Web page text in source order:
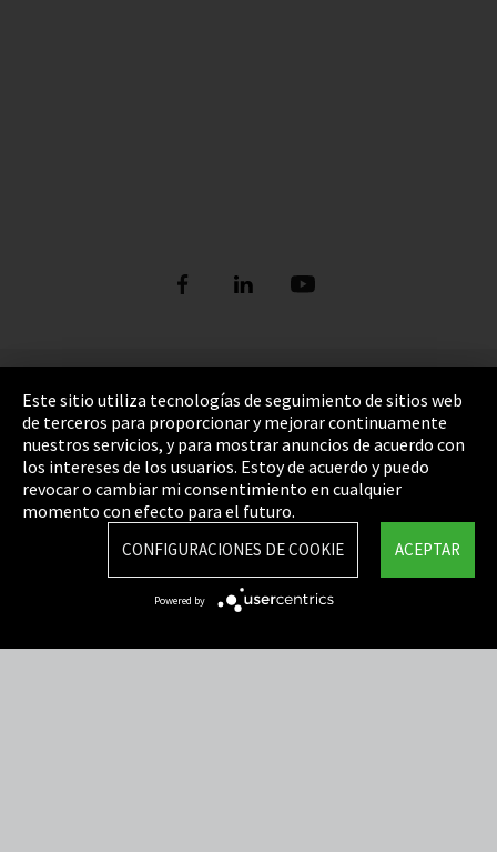
Pie de imprenta
Política de privacidad
Cookie Settings
Términos y Condiciones
Mapa del sitio
Integrity Line
Este sitio utiliza tecnologías de seguimiento de sitios web
de terceros para proporcionar y mejorar continuamente
nuestros servicios, y para mostrar anuncios de acuerdo con
los intereses de los usuarios. Estoy de acuerdo y puedo
revocar o cambiar mi consentimiento en cualquier
momento con efecto para el futuro.
ACEPTAR
CONFIGURACIONES DE COOKIE
Powered by